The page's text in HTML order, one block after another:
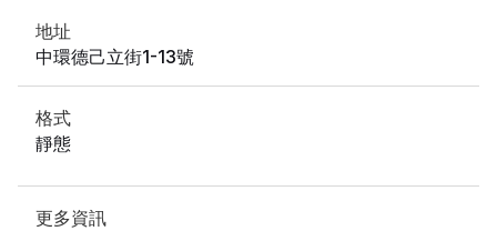
地址
中環德己立街1-13號
格式
靜態
更多資訊